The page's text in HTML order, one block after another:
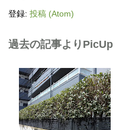
登録: 投稿 (Atom)
過去の記事よりPicUp